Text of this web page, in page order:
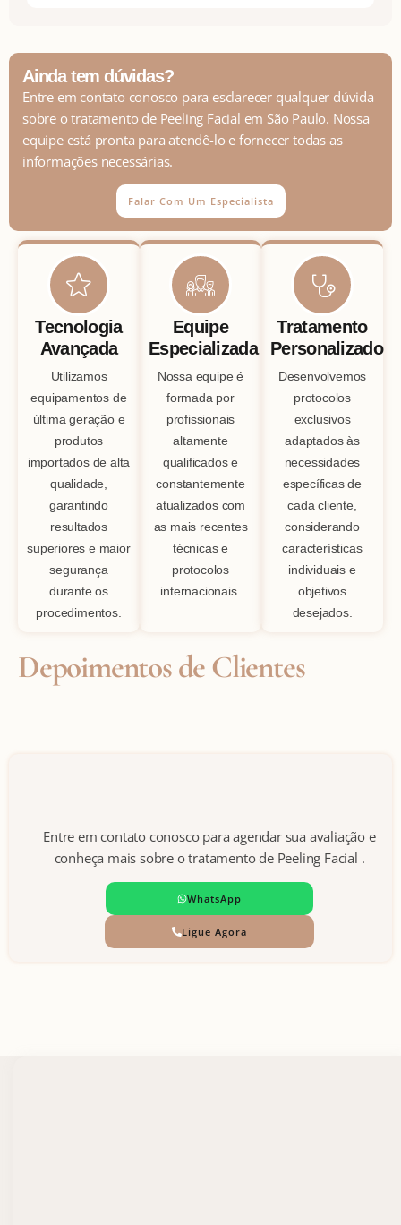
Ainda tem dúvidas?
Entre em contato conosco para esclarecer qualquer dúvida
sobre o tratamento de Peeling Facial em São Paulo. Nossa
equipe está pronta para atendê-lo e fornecer todas as
informações necessárias.
Falar Com Um Especialista
Tecnologia
Avançada
Utilizamos
equipamentos de
última geração e
produtos
importados de alta
qualidade,
garantindo
resultados
superiores e maior
segurança
durante os
procedimentos.
Equipe
Especializada
Nossa equipe é
formada por
profissionais
altamente
qualificados e
constantemente
atualizados com
as mais recentes
técnicas e
protocolos
internacionais.
Tratamento
Personalizado
Desenvolvemos
protocolos
exclusivos
adaptados às
necessidades
específicas de
cada cliente,
considerando
características
individuais e
objetivos
desejados.
Depoimentos de Clientes
Entre em contato conosco para agendar sua avaliação e
conheça mais sobre o tratamento de Peeling Facial .
WhatsApp
Ligue Agora